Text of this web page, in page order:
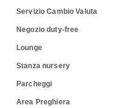
Servizio Cambio Valuta
Negozio duty-free
Lounge
Stanza nursery
Parcheggi
Area Preghiera